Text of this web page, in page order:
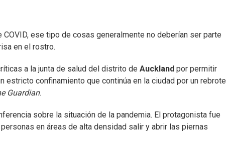
ese tipo de cosas generalmente no deberían ser parte
en el rostro.
a la junta de salud del distrito de Auckland por permitir
confinamiento que continúa en la ciudad por un rebrote
Guardian.
sobre la situación de la pandemia. El protagonista fue
en áreas de alta densidad salir y abrir las piernas